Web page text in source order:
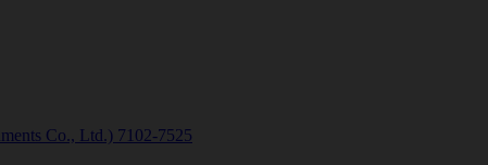
Co., Ltd.) 7102-7525